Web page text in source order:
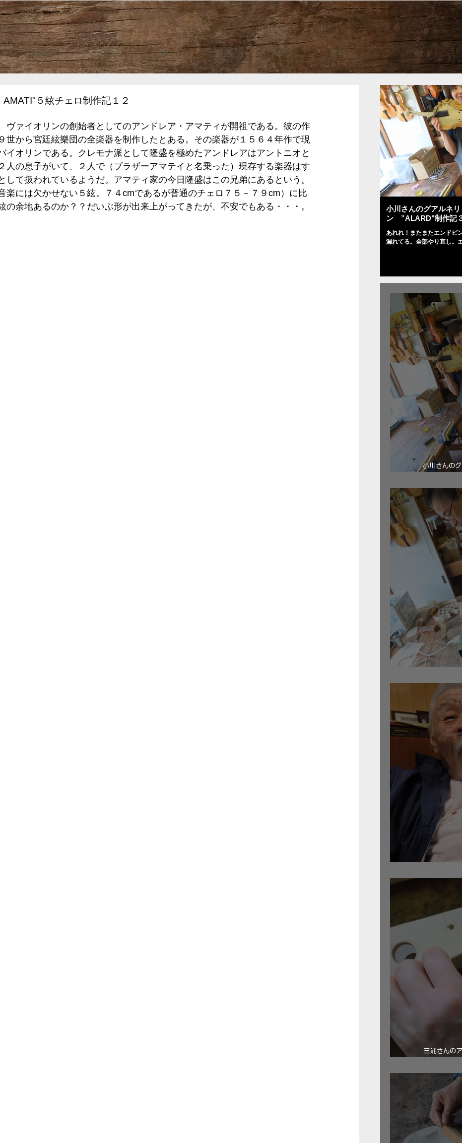
HOME ご案内 制作記 動画 ブログ 書籍
AMATI"５絃チェロ制作記１２
ヴァイオリンの創始者としてのアンドレア・アマティが開祖である。彼の作
世から宮廷絃樂団の全楽器を制作したとある。その楽器が１５６４年作で現
イオリンである。クレモナ派として隆盛を極めたアンドレアはアントニオと
人の息子がいて、２人で（ブラザーアマテイと名乗った）現存する楽器はす
して扱われているようだ。アマティ家の今日隆盛はこの兄弟にあるという。
楽には欠かせない５絃。７４cmであるが普通のチェロ７５－７９cm）に比
の余地あるのか？？だいぶ形が出来上がってきたが、不安でもある・・・。
小川さんのグアルネ
ン ”ALARD"制作記
あれれ！またまたエンドピ
漏れてる。全部やり直し。
小川さんの
三浦さんの